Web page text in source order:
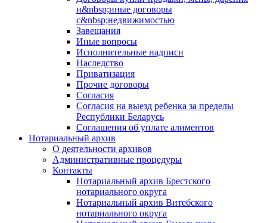
и&nbsp;иные договоры
с&nbsp;недвижимостью
Завещания
Иные вопросы
Исполнительные надписи
Наследство
Приватизация
Прочие договоры
Согласия
Согласия на выезд ребенка за пределы
Республики Беларусь
Соглашения об уплате алиментов
Нотариальный архив
О деятельности архивов
Административные процедуры
Контакты
Нотариальный архив Брестского
нотариального округа
Нотариальный архив Витебского
нотариального округа